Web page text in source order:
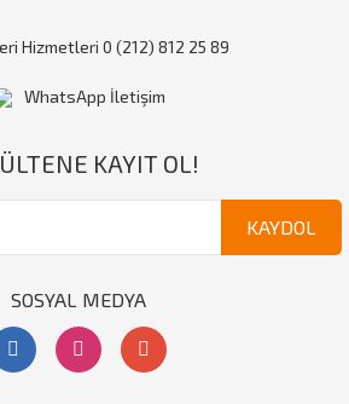
Hizmetleri 0 (212) 812 25 89
WhatsApp İletişim
KAYIT OL!
KAYDOL
SOSYAL MEDYA